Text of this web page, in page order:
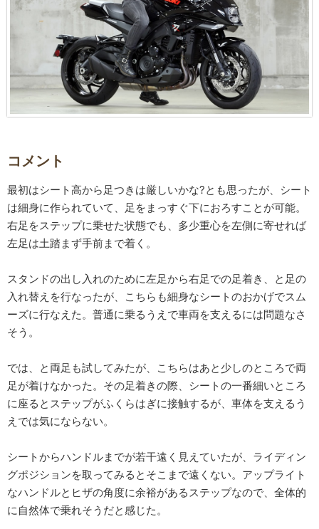
コメント
最初はシート高から足つきは厳しいかな?とも思ったが、シート
は細身に作られていて、足をまっすぐ下におろすことが可能。
右足をステップに乗せた状態でも、多少重心を左側に寄せれば
左足は土踏まず手前まで着く。
スタンドの出し入れのために左足から右足での足着き、と足の
入れ替えを行なったが、こちらも細身なシートのおかげでスム
ーズに行なえた。普通に乗るうえで車両を支えるには問題なさ
そう。
では、と両足も試してみたが、こちらはあと少しのところで両
足が着けなかった。その足着きの際、シートの一番細いところ
に座るとステップがふくらはぎに接触するが、車体を支えるう
えでは気にならない。
シートからハンドルまでが若干遠く見えていたが、ライディン
グポジションを取ってみるとそこまで遠くない。アップライト
なハンドルとヒザの角度に余裕があるステップなので、全体的
に自然体で乗れそうだと感じた。